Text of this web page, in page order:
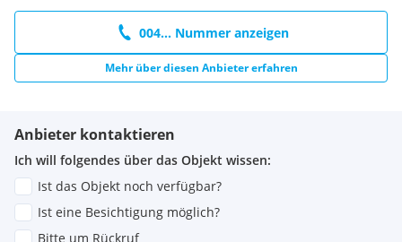
004... Nummer anzeigen
Mehr über diesen Anbieter erfahren
Anbieter kontaktieren
Ich will folgendes über das Objekt wissen:
Ist das Objekt noch verfügbar?
Ist eine Besichtigung möglich?
Bitte um Rückruf